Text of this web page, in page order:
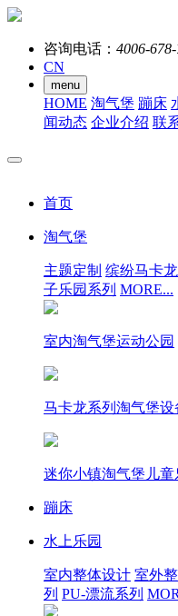
咨询电话： 4006-
CN
menu
HOME 淘气堡 蹦床
闻动态 企业介绍 联
首页
淘气堡
主题定制 缤纷马卡
子乐园系列 MORE...
室内淘气堡运动公园
马卡龙系列淘气堡设
迷你小镇淘气堡儿童
蹦床
水上乐园
室内整体设计 室外
列 PU-漂流系列